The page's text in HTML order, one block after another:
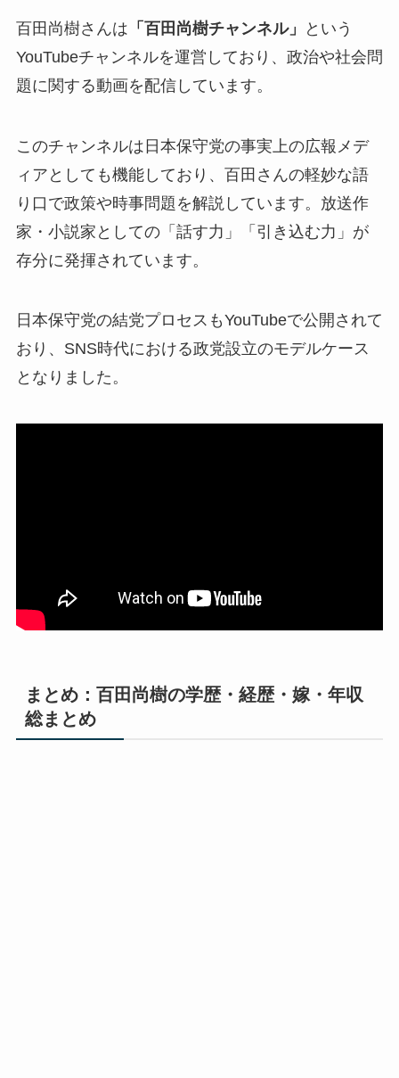
百田尚樹さんは 「百田尚樹チャンネル」
という
YouTubeチャンネルを運営しており、政治や社会問
題に関する動画を配信しています。
このチャンネルは日本保守党の事実上の広報メデ
ィアとしても機能しており、百田さんの軽妙な語
り口で政策や時事問題を解説しています。放送作
家・小説家としての「話す力」「引き込む力」が
存分に発揮されています。
日本保守党の結党プロセスもYouTubeで公開されて
おり、 SNS時代における政党設立のモデルケース
となりました。
まとめ：百田尚樹の学歴・経歴・嫁・年収
総まとめ